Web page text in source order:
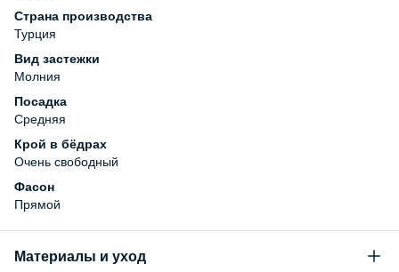
Страна производства
Турция
Вид застежки
Молния
Посадка
Средняя
Крой в бёдрах
Очень свободный
Фасон
Прямой
Материалы и уход